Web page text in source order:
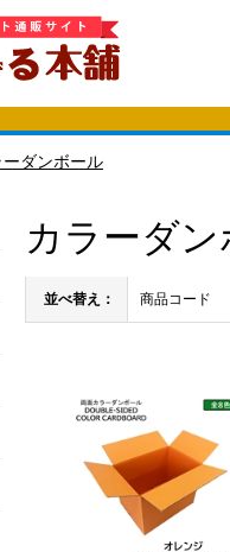
ーダンボール
カラーダ
並べ替え： 商品コード